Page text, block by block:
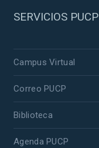
SERVICIOS PUCP
Campus Virtual
Correo PUCP
Biblioteca
Agenda PUCP